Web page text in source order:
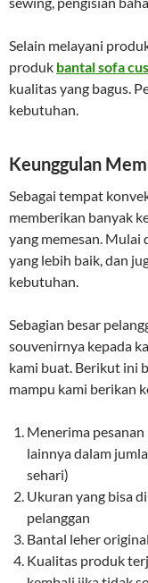
Selain melayani
produk bantal sofa
kualitas yang bagus.
kebutuhan.
Keunggulan
Sebagai tempat
memberikan banyak
yang memesan. Mulai
yang lebih baik, dan
kebutuhan.
Sebagian besar
souvenirnya kepada
kami buat. Berikut ini
mampu kami berikan
Menerima
lainnya dalam
sehari)
Ukuran yang bisa
pelanggan
Bantal leher
Kualitas produk